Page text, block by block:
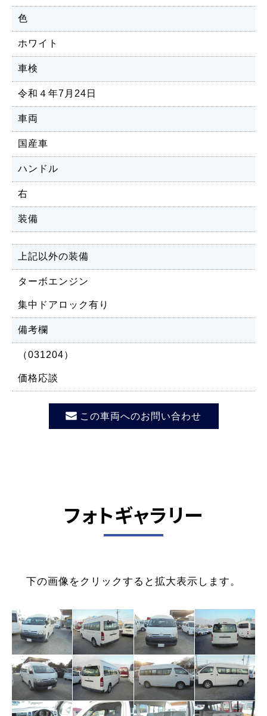
色
ホワイト
車検
令和４年7月24日
車両
国産車
ハンドル
右
装備
上記以外の装備
ターボエンジン
集中ドアロック有り
備考欄
（031204）
価格応談
この車両へのお問い合わせ
フォトギャラリー
下の画像をクリックすると拡大表示します。